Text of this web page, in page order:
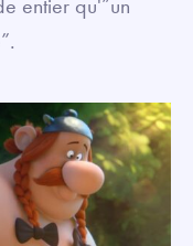
entier qu'”un